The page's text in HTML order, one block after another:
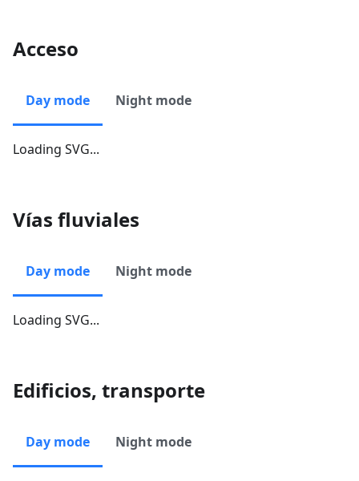
Acceso
Day mode Night mode
Loading SVG...
Vías fluviales
Day mode Night mode
Loading SVG...
Edificios, transporte
Day mode Night mode